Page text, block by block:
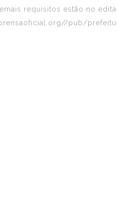
requisitos estão no
pub/